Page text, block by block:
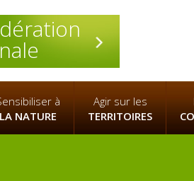
à
LA NATURE
Agir sur les
TERRITOIRES